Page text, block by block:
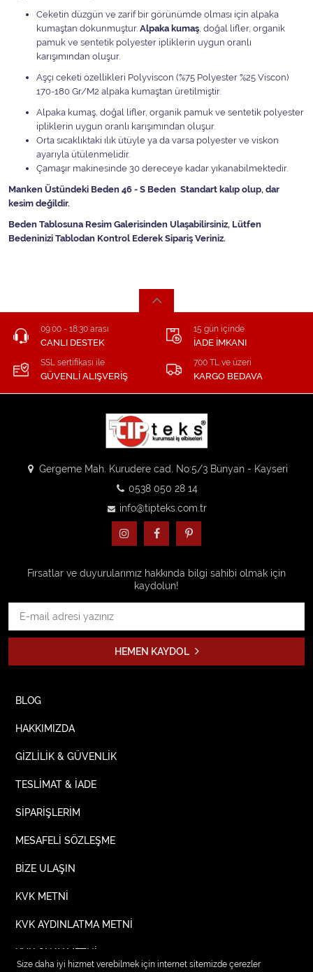
Ceketin düzgün ve zarif bir görünümde olması için alpaka
kumaştan dokunmuştur. Alpaka kumaş, doğal lifler, organik
pamuk ve sentetik polyester ipliklerin uygun oranlı
karışımından oluşur.
Aşçı ceketi özellikleri Polyviscon (%75 Polyester %25 Viscon)
170-180 Gr/M2 alpaka kumaştan üretilmiştir.
Alpaka kumaş, doğal lifler, organik pamuk ve sentetik polyester
ipliklerin uygun oranlı karışımından oluşur.
Orta sıcaklıktaki ılık ütüyle ya da varsa polyester ve viskon
ayarıyla ütülenmelidir.
Çamaşır makinesinde 30 dereceye kadar yıkanabilmektedir.
Manken Üstündeki Beden 46 - S Beden Standart kalıp olup, dar
kesim değildir.
Beden Tablosuna Resim Galerisinden Ulaşabilirsiniz, Lütfen
Bedeninizi Tablodan Kontrol Ederek Sipariş Veriniz.
09:00 - 18:30 arası
CANLI DESTEK
15 gün içinde
İADE İMKANI
SSL sertifikası ile
GÜVENLİ ALIŞVERİŞ
700 TL ve üzeri
KARGO BEDAVA
Gergeme Mah. Kurudere cad. No:5/3 Bünyan - Kayseri
0538 050 28 14
info@tipteks.com.tr
Fırsatlar ve duyurularımız hakkında bilgi sahibi olmak için
kaydolun!
HEMEN KAYDOL
BLOG
HAKKIMIZDA
GİZLİLİK & GÜVENLİK
TESLİMAT & İADE
SİPARİŞLERİM
MESAFELİ SÖZLEŞME
BİZE ULAŞIN
KVK METNİ
KVK AYDINLATMA METNİ
KVK ONAY METNİ
Size daha iyi hizmet verebilmek için internet sitemizde çerezler